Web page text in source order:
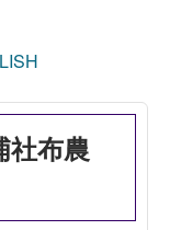
社布農